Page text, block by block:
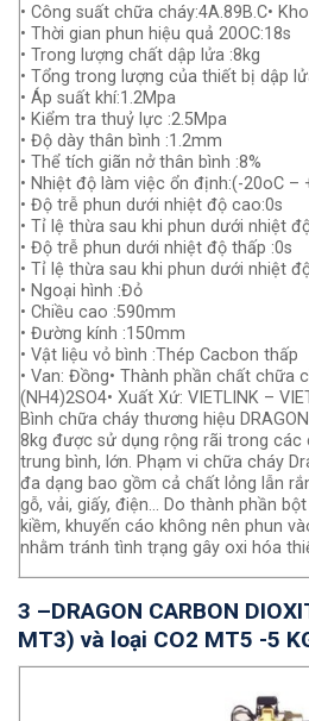
• Công suất chữa cháy:4A.89B.C•
• Thời gian phun hiệu quả 20OC:18s
• Trong lượng chất dập lửa :8kg
• Tổng trong lượng của thiết bị dập
• Áp suất khí:1.2Mpa
• Kiểm tra thuỷ lực :2.5Mpa
• Độ dày thân bình :1.2mm
• Thể tích giãn nở thân bình :8%
• Nhiệt độ làm việc ổn định:(-20oC –
• Độ trễ phun dưới nhiệt độ cao:0s
• Tỉ lệ thừa sau khi phun dưới nhiệt
• Độ trễ phun dưới nhiệt độ thấp :0s
• Tỉ lệ thừa sau khi phun dưới nhiệt
• Ngoại hình :Đỏ
• Chiều cao :590mm
• Đường kính :150mm
• Vật liệu vỏ bình :Thép Cacbon thấp
• Van: Đồng• Thành phần chất chữa
(NH4)2SO4• Xuất Xứ: VIETLINK –
Bình chữa cháy thương hiệu
8kg được sử dụng rộng rãi trong
trung bình, lớn. Phạm vi chữa cháy
đa dạng bao gồm cả chất lỏng lẫn
gỗ, vải, giấy, điện… Do thành phần
kiềm, khuyến cáo không nên phun
nhằm tránh tình trạng gây oxi hóa
3 –DRAGON CARBON
MT3) và loại CO2 MT5 -5